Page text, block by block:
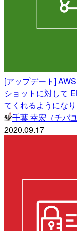
[アップデート]
ショットに対して
てくれるようにな
千葉 幸宏（チバユ
2020.09.17